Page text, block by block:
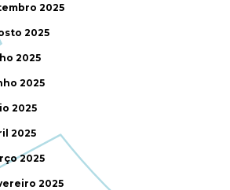
2025
2025
2025
2025
2025
2025
2025
2025